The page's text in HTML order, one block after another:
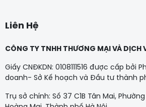
Liên Hệ
CÔNG TY TNHH THƯƠNG MẠI VÀ DỊCH
Giấy CNĐKDN: 0108111516 được cấp bởi
doanh- Sở Kế hoạch và Đầu tư thành
Trụ sở chính: Số 37 C1B Tân Mai,